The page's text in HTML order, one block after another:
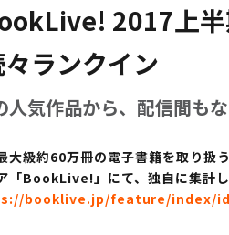
2017上
ランクイン
人気作品から、配信間も
大級約60万冊の電子書籍を取り扱
「BookLive!」にて、独自に集計
booklive.jp/feature/index/